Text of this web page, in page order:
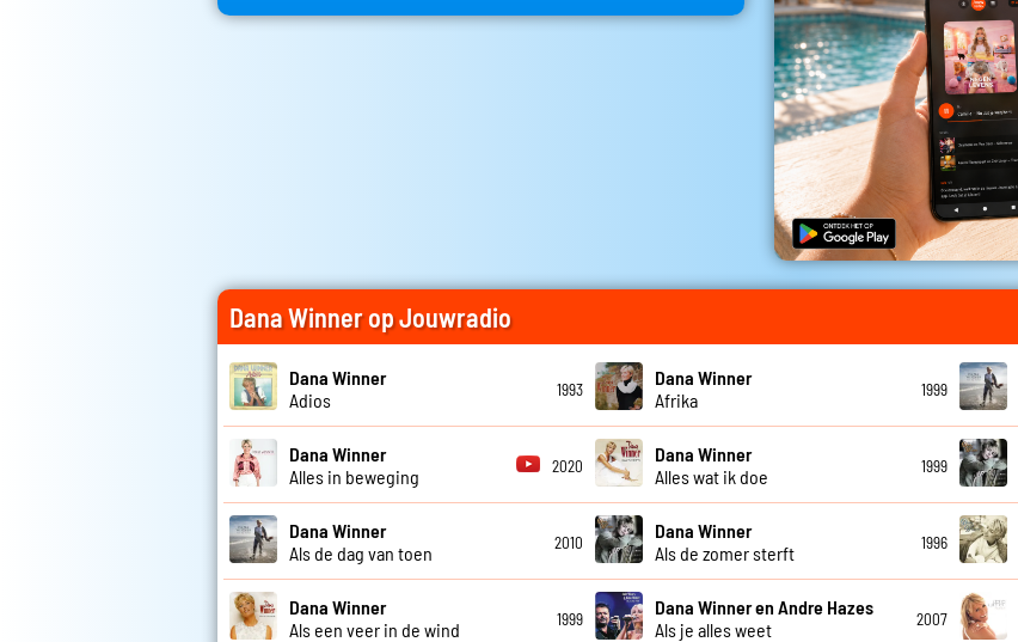
Dana Winner op Jouwradio
Dana Winner
Adios
1993
Dana Winner
Afrika
1999
Dana Winner
Alles in beweging
2020
Dana Winner
Alles wat ik doe
1999
Dana Winner
Als de dag van toen
2010
Dana Winner
Als de zomer sterft
1996
Dana Winner
Als een veer in de wind
1999
Dana Winner en Andre Hazes
Als je alles weet
2007